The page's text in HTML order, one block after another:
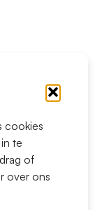
cookies
te
of
over ons